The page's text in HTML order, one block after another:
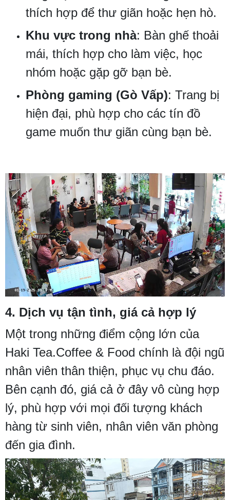
thích hợp để thư giãn hoặc hẹn hò.
Khu vực trong nhà: Bàn ghế thoải
mái, thích hợp cho làm việc, học
nhóm hoặc gặp gỡ bạn bè.
Phòng gaming (Gò Vấp): Trang bị
hiện đại, phù hợp cho các tín đồ
game muốn thư giãn cùng bạn bè.
4. Dịch vụ tận tình, giá cả hợp lý
Một trong những điểm cộng lớn của
Haki Tea.Coffee & Food chính là đội ngũ
nhân viên thân thiện, phục vụ chu đáo.
Bên cạnh đó, giá cả ở đây vô cùng hợp
lý, phù hợp với mọi đối tượng khách
hàng từ sinh viên, nhân viên văn phòng
đến gia đình.